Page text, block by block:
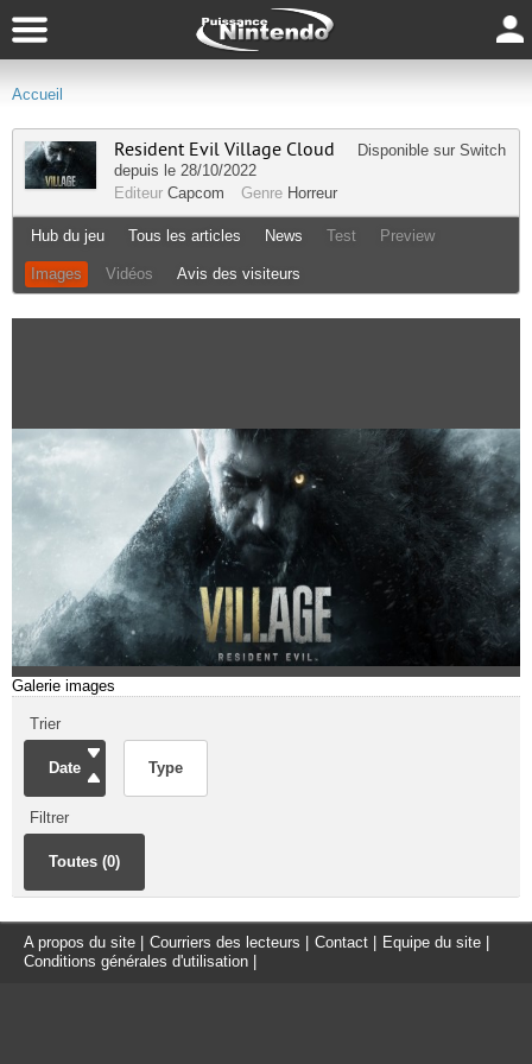
Accueil
Resident Evil Village Cloud Disponible sur Switch
depuis le 28/10/2022
Editeur Capcom Genre Horreur
Hub du jeu Tous les articles News Test Preview
Images Vidéos Avis des visiteurs
Galerie images
Trier
Date Type
Filtrer
Toutes (0)
A propos du site Courriers des lecteurs Contact Equipe du site
Conditions générales d'utilisation